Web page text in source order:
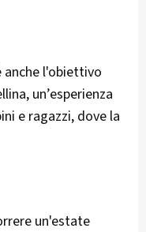
anche l'obiettivo
un’esperienza
e ragazzi, dove la
un'estate